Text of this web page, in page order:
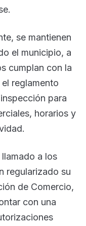
se mantienen
el municipio, a
cumplan con la
reglamento
para
horarios y
a los
regularizado su
de Comercio,
con una